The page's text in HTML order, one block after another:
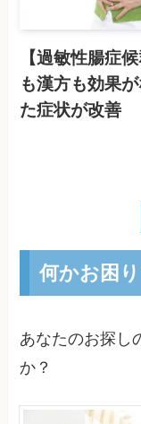
【過敏性腸症
も漢方も効果
た症状が改善
何かお困
あなたのお探し
か？